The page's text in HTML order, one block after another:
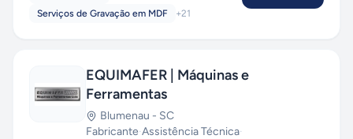
Serviços de Gravação em MDF +21
EQUIMAFER | Máquinas e
Ferramentas
Blumenau - SC
Fabricante·Assistência Técnica·